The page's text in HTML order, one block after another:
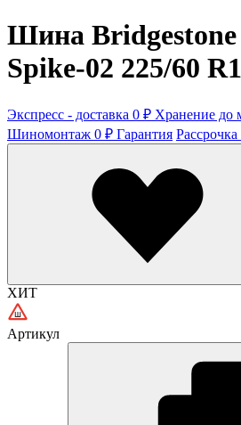
Шина
Spike-02 225/60
Экспресс - доставка 0 ₽ Хранение до
Шиномонтаж 0 ₽ Гарантия
ХИТ
Артикул